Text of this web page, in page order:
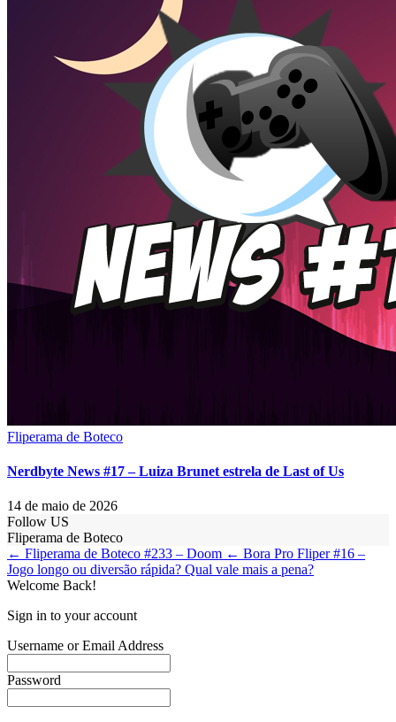
Fliperama de Boteco
Nerdbyte News #17 – Luiza Brunet estrela de Last of Us
14 de maio de 2026
Follow US
Fliperama de Boteco
← Fliperama de Boteco #233 – Doom ← Bora Pro Fliper #16 –
Jogo longo ou diversão rápida? Qual vale mais a pena?
Welcome Back!
Sign in to your account
Username or Email Address
Password